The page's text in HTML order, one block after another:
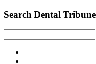
Search Dental Tribune